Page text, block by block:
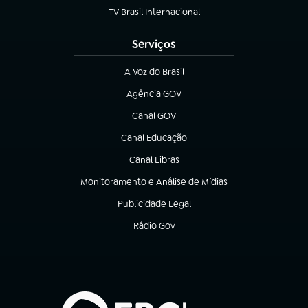
TV Brasil Internacional
(abre em nova aba)
Serviços
A Voz do Brasil
(abre em nova aba)
Agência GOV
(abre em nova aba)
Canal GOV
(abre em nova aba)
Canal Educação
(abre em nova aba)
Canal Libras
(abre em nova aba)
Monitoramento e Análise de Mídias
(abre em nova aba)
Publicidade Legal
(abre em nova aba)
Rádio Gov
(abre em nova aba)